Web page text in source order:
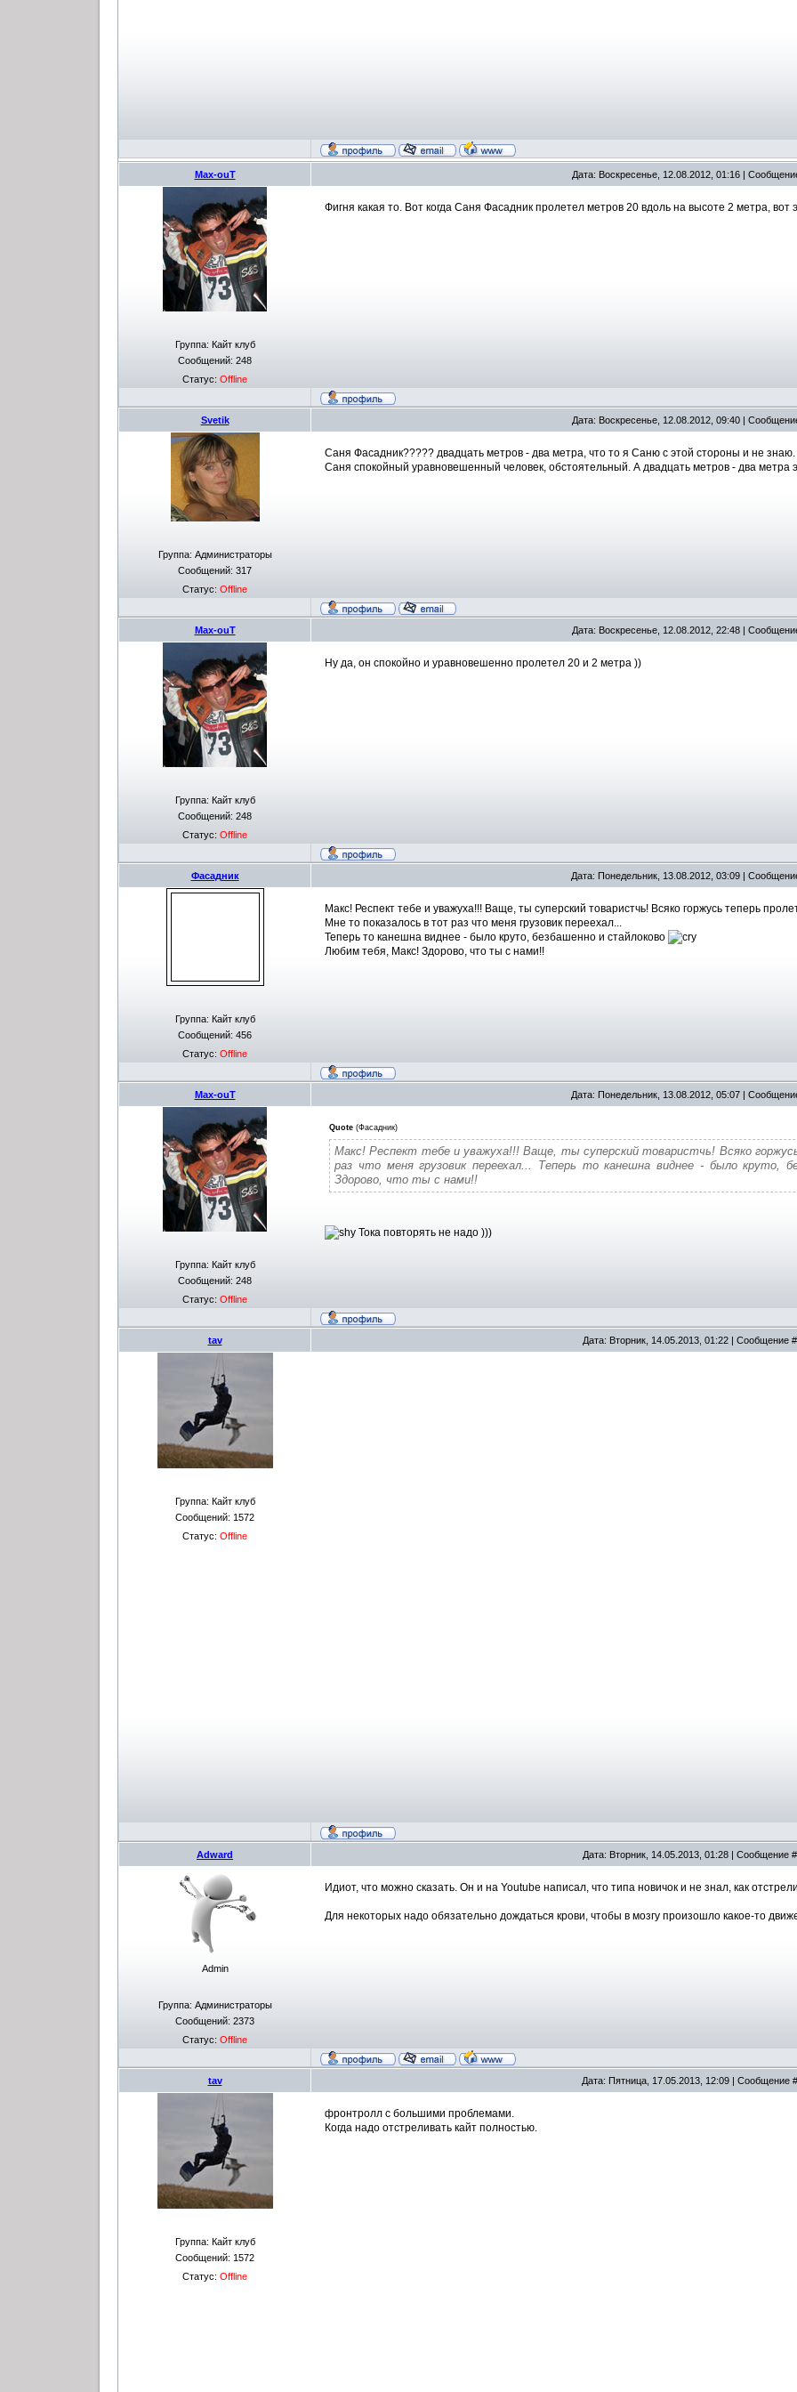
Max-ouT Дата: Воскресенье, 12.08.2012, 01:16 |
Группа: Кайт клуб
Сообщений: 248
Статус: Offline
Фигня какая то. Вот когда Саня Фасадник пролетел метров 20 вдоль на высоте 2 метра, вот
Svetik Дата: Воскресенье, 12.08.2012, 09:40 |
Группа: Администраторы
Сообщений: 317
Статус: Offline
Саня Фасадник????? двадцать метров - два метра, что то я Саню с этой стороны и не знаю.
Саня спокойный уравновешенный человек, обстоятельный. А двадцать метров - два метра
Max-ouT Дата: Воскресенье, 12.08.2012, 22:48 |
Группа: Кайт клуб
Сообщений: 248
Статус: Offline
Ну да, он спокойно и уравновешенно пролетел 20 и 2 метра ))
Фасадник Дата: Понедельник, 13.08.2012, 03:09 |
Группа: Кайт клуб
Сообщений: 456
Статус: Offline
Макс! Респект тебе и уважуха!!! Ваще, ты суперский товаристчь! Всяко горжусь теперь
Мне то показалось в тот раз что меня грузовик переехал...
Теперь то канешна виднее - было круто, безбашенно и стайлоково
Любим тебя, Макс! Здорово, что ты с нами!!
Max-ouT Дата: Понедельник, 13.08.2012, 05:07 |
Группа: Кайт клуб
Сообщений: 248
Статус: Offline
Quote (Фасадник)
Макс! Респект тебе и уважуха!!! Ваще, ты суперский товаристчь! Всяко
раз что меня грузовик переехал... Теперь то канешна виднее - было круто,
Здорово, что ты с нами!!
Тока повторять не надо )))
tav Дата: Вторник, 14.05.2013, 01:22 | Сообщение
Группа: Кайт клуб
Сообщений: 1572
Статус: Offline
Adward Дата: Вторник, 14.05.2013, 01:28 | Сообщение
Admin
Группа: Администраторы
Сообщений: 2373
Статус: Offline
Идиот, что можно сказать. Он и на Youtube написал, что типа новичок и не знал, как
Для некоторых надо обязательно дождаться крови, чтобы в мозгу произошло какое-то
tav Дата: Пятница, 17.05.2013, 12:09 | Сообщение
Группа: Кайт клуб
Сообщений: 1572
Статус: Offline
фронтролл с большими проблемами.
Когда надо отстреливать кайт полностью.